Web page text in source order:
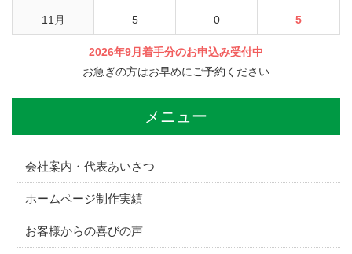
11月 5 0 5
2026年9月着手分のお申込み受付中
お急ぎの方はお早めにご予約ください
メニュー
会社案内・代表あいさつ
ホームページ制作実績
お客様からの喜びの声